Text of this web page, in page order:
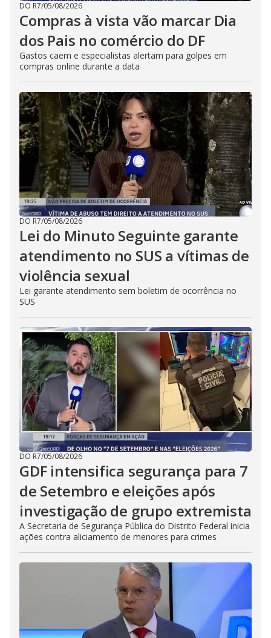
DO R7/05/08/2026
Compras à vista vão marcar Dia
dos Pais no comércio do DF
Gastos caem e especialistas alertam para golpes em
compras online durante a data
DO R7/05/08/2026
Lei do Minuto Seguinte garante
atendimento no SUS a vítimas de
violência sexual
Lei garante atendimento sem boletim de ocorrência no
SUS
DO R7/05/08/2026
GDF intensifica segurança para 7
de Setembro e eleições após
investigação de grupo extremista
A Secretaria de Segurança Pública do Distrito Federal inicia
ações contra aliciamento de menores para crimes